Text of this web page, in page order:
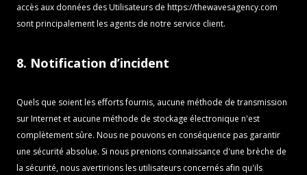
accès aux données des Utilisateurs de https://thewavesagency.com
sont principalement les agents de notre service client.
8. Notification d’incident
Quels que soient les efforts fournis, aucune méthode de transmission
sur Internet et aucune méthode de stockage électronique n'est
complètement sûre. Nous ne pouvons en conséquence pas garantir
une sécurité absolue. Si nous prenions connaissance d'une brèche de
la sécurité, nous avertirions les utilisateurs concernés afin qu'ils